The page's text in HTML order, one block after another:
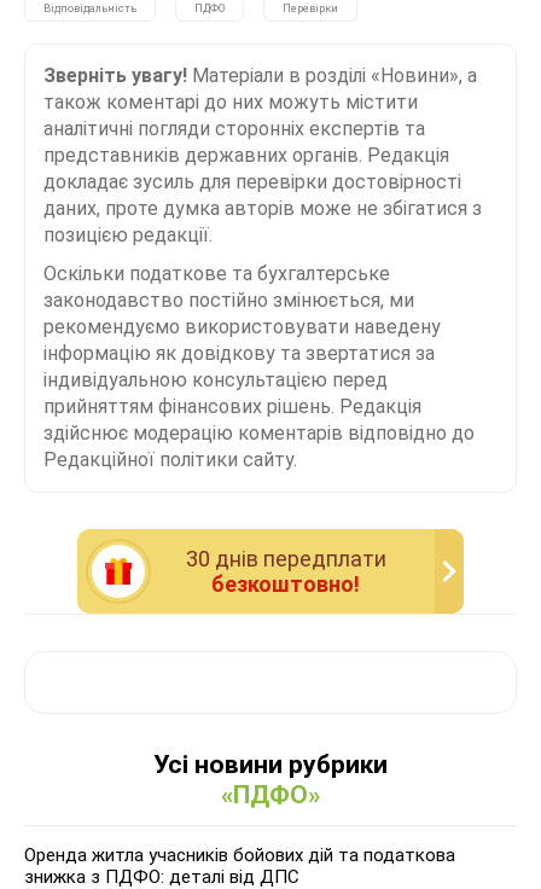
Відповідальність ПДФО Перевірки
Зверніть увагу! Матеріали в розділі «Новини», а
також коментарі до них можуть містити
аналітичні погляди сторонніх експертів та
представників державних органів. Редакція
докладає зусиль для перевірки достовірності
даних, проте думка авторів може не збігатися з
позицією редакції.
Оскільки податкове та бухгалтерське
законодавство постійно змінюється, ми
рекомендуємо використовувати наведену
інформацію як довідкову та звертатися за
індивідуальною консультацією перед
прийняттям фінансових рішень. Редакція
здійснює модерацію коментарів відповідно до
Редакційної політики сайту.
30 днiв передплати
безкоштовно!
Усі новини рубрики
«ПДФО»
Оренда житла учасників бойових дій та податкова
знижка з ПДФО: деталі від ДПС